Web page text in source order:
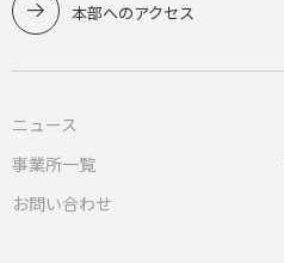
本部へのアクセス
ニュース
事業所一覧
お問い合わせ